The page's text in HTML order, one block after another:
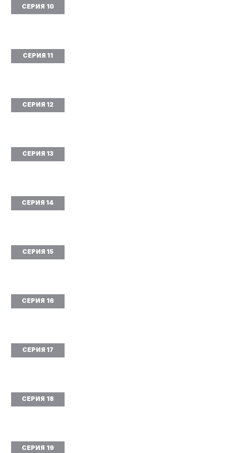
СЕРИЯ 10
СЕРИЯ 11
СЕРИЯ 12
СЕРИЯ 13
СЕРИЯ 14
СЕРИЯ 15
СЕРИЯ 16
СЕРИЯ 17
СЕРИЯ 18
СЕРИЯ 19